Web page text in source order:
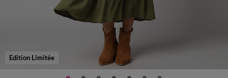
Edition Limitée